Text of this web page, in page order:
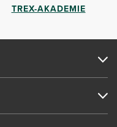
TREX-AKADEMIE